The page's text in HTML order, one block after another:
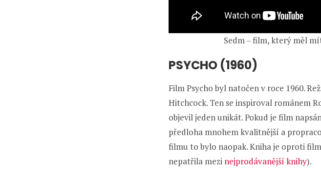
Sedm – film, který měl
PSYCHO (1960)
Film Psycho byl natočen v roce 1960.
Hitchcock. Ten se inspiroval románem
objevil jeden unikát. Pokud je film
předloha mnohem kvalitnější a
filmu to bylo naopak. Kniha je oproti
nepatřila mezi nejprodávanější knihy).